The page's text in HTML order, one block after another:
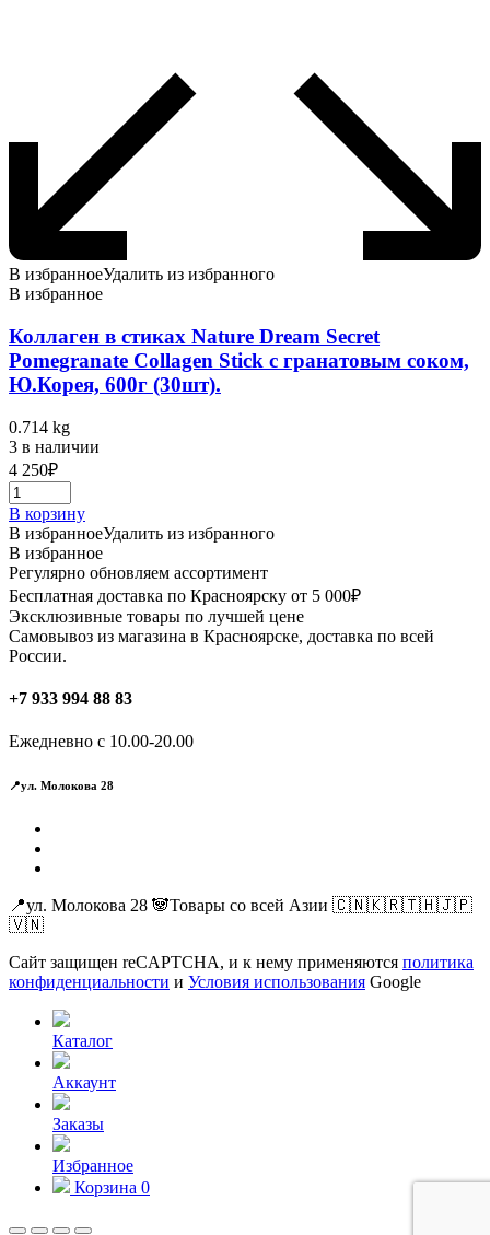
В избранноеУдалить из избранного
В избранное
Коллаген в стиках Nature Dream Secret
Pomegranate Collagen Stick c гранатовым соком,
Ю.Корея, 600г (30шт).
0.714 kg
3 в наличии
4 250₽
В корзину
В избранноеУдалить из избранного
В избранное
Регулярно обновляем ассортимент
Бесплатная доставка по Красноярску от 5 000₽
Эксклюзивные товары по лучшей цене
Самовывоз из магазина в Красноярске, доставка по всей
России.
+7 933 994 88 83
Ежедневно с 10.00-20.00
📍ул. Молокова 28
📍ул. Молокова 28 🐼Товары со всей Азии 🇨🇳🇰🇷🇹🇭🇯🇵
🇻🇳
Сайт защищен reCAPTCHA, и к нему применяются политика
конфиденциальности и Условия использования Google
Каталог
Аккаунт
Заказы
Избранное
Корзина 0